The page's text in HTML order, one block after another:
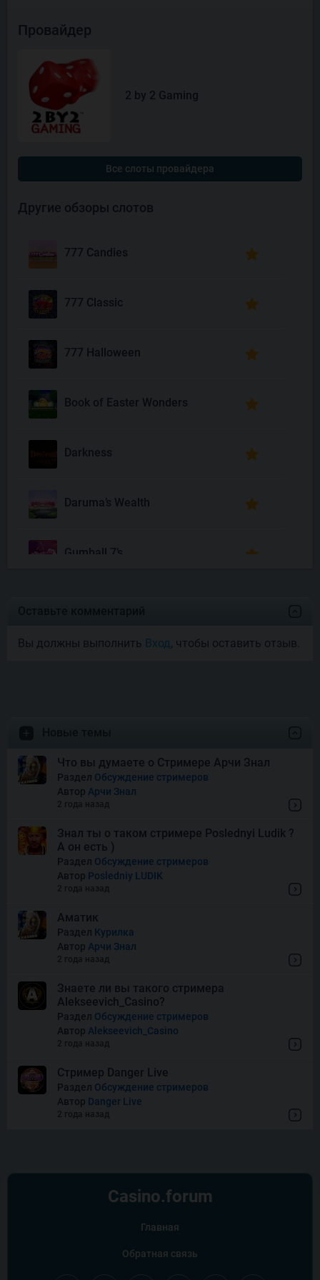
Провайдер
2 by 2 Gaming
Все слоты провайдера
Другие обзоры слотов
777 Candies
777 Classic
777 Halloween
Book of Easter Wonders
Darkness
Daruma’s Wealth
Gumball 7’s
Money Mariachi Infinity
Snake’s Gold Dream Drop
Squish
Thor of Asgard
Wishes
Вы должны выполнить Вход, чтобы оставить отзыв.
Что вы думаете о Стримере Арчи Знал
Раздел Обсуждение стримеров
Автор Арчи Знал
2 года назад
Знал ты о таком стримере Poslednyi Ludik ?
А он есть )
Раздел Обсуждение стримеров
Автор Posledniy LUDIK
2 года назад
Аматик
Раздел Курилка
Автор Арчи Знал
2 года назад
Знаете ли вы такого стримера
Alekseevich_Casino?
Раздел Обсуждение стримеров
Автор Alekseevich_Casino
2 года назад
Стример Danger Live
Раздел Обсуждение стримеров
Автор Danger Live
2 года назад
Casino.forum
Главная
Обратная связь